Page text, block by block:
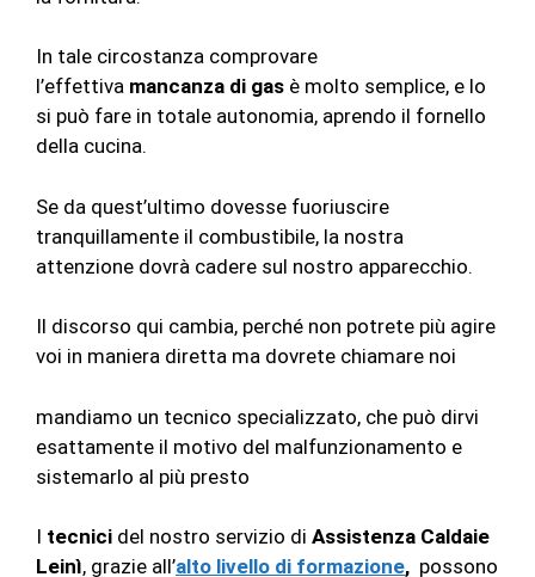
In tale circostanza comprovare
l’effettiva mancanza di gas è molto semplice, e lo
si può fare in totale autonomia, aprendo il fornello
della cucina.
Se da quest’ultimo dovesse fuoriuscire
tranquillamente il combustibile, la nostra
attenzione dovrà cadere sul nostro apparecchio.
Il discorso qui cambia, perché non potrete più agire
voi in maniera diretta ma dovrete chiamare noi
mandiamo un tecnico specializzato, che può dirvi
esattamente il motivo del malfunzionamento e
sistemarlo al più presto
I tecnici del nostro servizio di Assistenza Caldaie
Leinì, grazie all’alto livello di formazione, possono